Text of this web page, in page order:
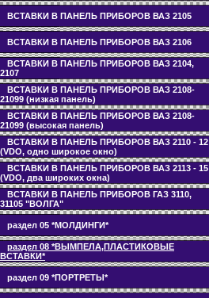
ВСТАВКИ В ПАНЕЛЬ ПРИБОРОВ ВАЗ 2105
ВСТАВКИ В ПАНЕЛЬ ПРИБОРОВ ВАЗ 2106
ВСТАВКИ В ПАНЕЛЬ ПРИБОРОВ ВАЗ 2104,
2107
ВСТАВКИ В ПАНЕЛЬ ПРИБОРОВ ВАЗ 2108-
21099 (низкая панель)
ВСТАВКИ В ПАНЕЛЬ ПРИБОРОВ ВАЗ 2108-
21099 (высокая панель)
ВСТАВКИ В ПАНЕЛЬ ПРИБОРОВ ВАЗ 2110 - 12
(VDO, одно широкое окно)
ВСТАВКИ В ПАНЕЛЬ ПРИБОРОВ ВАЗ 2113 - 15
(VDO, два широких окна)
ВСТАВКИ В ПАНЕЛЬ ПРИБОРОВ ГАЗ 3110,
31105 "ВОЛГА"
раздел 05 *МОЛДИНГИ*
раздел 08 *ВЫМПЕЛА,ПЛАСТИКОВЫЕ
ВСТАВКИ*
раздел 09 *ПОРТРЕТЫ*